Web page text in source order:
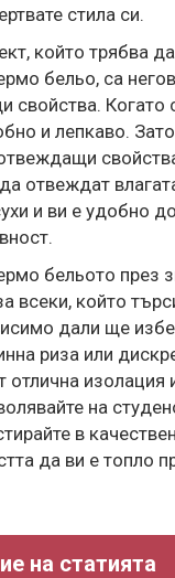
стила си.
който трябва
бельо, са
свойства. Когато
и лепкаво.
отвеждат
и ви е удобно
бельото през
всеки, който
дали ще
риза или
отлична изолация
на
в
да ви е топло
на статията